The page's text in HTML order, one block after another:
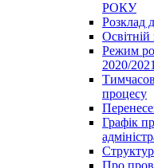
РОКУ
Розклад
Режим
2020/
процесу
Графік